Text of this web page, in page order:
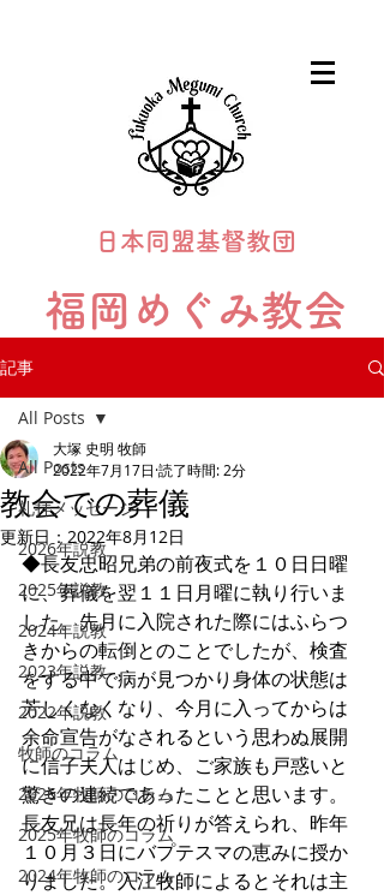
日本同盟基督教団
福岡めぐみ教会
記事
All Posts
礼拝メッセージ
2026年説教
2025年説教
2024年説教
2023年説教
2022年説教
牧師のコラム
2026年牧師のコラム
2025年牧師のコラム
2024年牧師のコラム
All Posts
教会での葬儀
大塚 史明 牧師
2022年7月17日 読了時間: 2分
更新日： 2022年8月12日
◆長友忠昭兄弟の前夜式を１０日日曜
に、葬儀を翌１１日月曜に執り行いま
した。先月に入院された際にはふらつ
きからの転倒とのことでしたが、検査
をする中で病が見つかり身体の状態は
芳しくなくなり、今月に入ってからは
余命宣告がなされるという思わぬ展開
に信子夫人はじめ、ご家族も戸惑いと
驚きの連続であったことと思います。
長友兄は長年の祈りが答えられ、昨年
１０月３日にバプテスマの恵みに授か
りました。入江牧師によるとそれは主